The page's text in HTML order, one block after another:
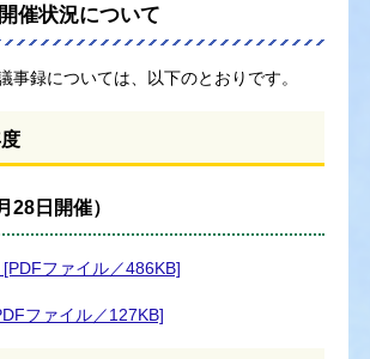
催状況について
録については、以下のとおりです。
28日開催）
ファイル／486KB]
ファイル／127KB]